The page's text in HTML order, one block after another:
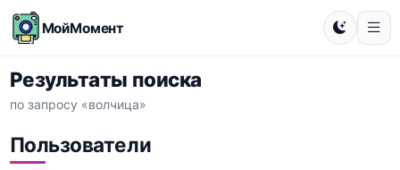
МойМомент
Результаты поиска
по запросу «волчица»
Пользователи